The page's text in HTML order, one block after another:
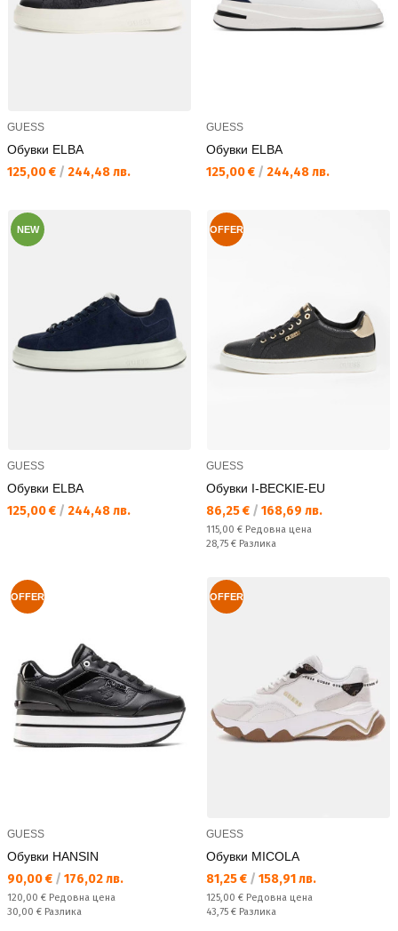
GUESS
Обувки ELBA
Текуща цена:
125,00 € / 244,48 лв.
GUESS
Обувки ELBA
Текуща цена:
125,00 € / 244,48 лв.
NEW
GUESS
Обувки ELBA
Текуща цена:
125,00 € / 244,48 лв.
OFFER
GUESS
Обувки I-BECKIE-EU
Текуща цена:
86,25 € / 168,69 лв.
Редовна цена:
115,00 € Редовна цена
Спестявате:
28,75 € Разлика
OFFER
GUESS
Обувки HANSIN
Текуща цена:
90,00 € / 176,02 лв.
Редовна цена:
120,00 € Редовна цена
Спестявате:
30,00 € Разлика
OFFER
GUESS
Обувки MICOLA
Текуща цена:
81,25 € / 158,91 лв.
Редовна цена:
125,00 € Редовна цена
Спестявате:
43,75 € Разлика